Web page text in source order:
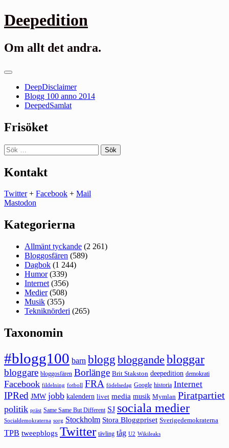
Gå
till
Deepedition
Om allt det andra.
Primär
DeepDisclaimer
Blogg 100 anno 2014
DeepedSamlat
Frisöket
Sök
efter:
Kontakt
Twitter+ Facebook + Mail
Mastodon
Kategorierna
Allmänt tyckande (2 261)
Bloggosfären (589)
Dagbok (1 244)
Humor(339)
Internet (356)
Medier(508)
Musik (355)
Tekniknörderi (265)
Taxonomin
#blogg100 barn blogg bloggande bloggar
bloggare bloggosfären Borlänge Brit Stakston deepedition demokrati
Facebook fildelning fotboll FRA födelsedag Google historia Internet
IPRed JMW jobb kalendern livet media musik Mymlan Piratpartiet
politik präst Same Same But Different SJ sociala medier
Socialdemokraterna sorg Stockholm Stora Bloggpriset Sverigedemokraterna
TPB tweepblogs Twitter tävling tåg U2 Wikileaks